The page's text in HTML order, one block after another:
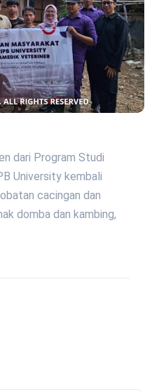
dari Program Studi
University kembali
cacingan dan
domba dan kambing,